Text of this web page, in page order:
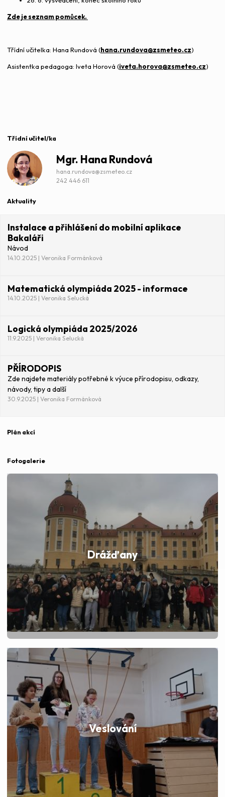
Zde je seznam pomůcek.
Třídní učitelka: Hana Rundová (hana.rundova@zsmeteo.cz)
Asistentka pedagoga: Iveta Horová (iveta.horova@zsmeteo.cz)
Třídní učitel/ka
Mgr. Hana Rundová
hana.rundova@zsmeteo.cz
242 446 611
Aktuality
Instalace a přihlášení do mobilní aplikace
Bakaláři
Návod
14.10.2025 | Veronika Formánková
Matematická olympiáda 2025 - informace
14.10.2025 | Veronika Selucká
Logická olympiáda 2025/2026
11.9.2025 | Veronika Selucká
PŘÍRODOPIS
Zde najdete materiály potřebné k výuce přírodopisu, odkazy,
návody, tipy a další
30.9.2025 | Veronika Formánková
Plán akcí
Fotogalerie
Drážďany
Veslování